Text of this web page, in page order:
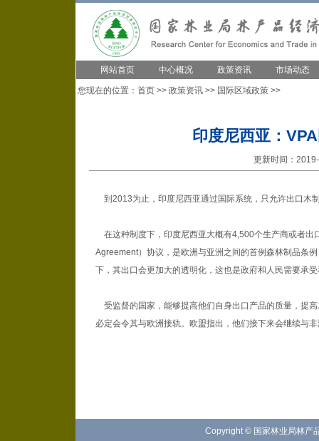
网站首页 中心概况 政策资讯 市场动态
您现在的位置： 首页 >> 政策资讯 >> 国际区域政策 >>
印度尼西亚：
更新时间：
到2013为止，印度尼西亚通过国际系统，只允许出口木
在这种制度下，印度尼西亚大概有4,500个生产商或者出
Agreement）协议，是欧洲与亚洲之间的首例森林制品条
下，其出口会更加大的透明化，这也是政府和人民需要承
受监督的国家，能够提高他们自身出口产品的质量，提
必定会令其与欧洲接轨。欧盟指出，他们接下来会继续与
Copyright © 国家林业局林产